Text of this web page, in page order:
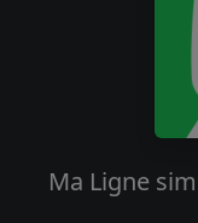
Ma Ligne